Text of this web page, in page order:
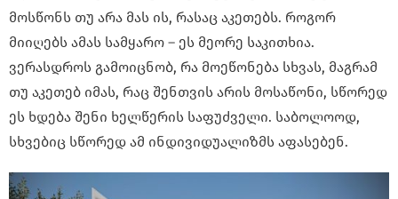
მოსწონს თუ არა მას ის, რასაც აკეთებს. როგორ
მიიღებს ამას სამყარო – ეს მეორე საკითხია.
ვერასდროს გამოიცნობ, რა მოეწონება სხვას, მაგრამ
თუ აკეთებ იმას, რაც შენთვის არის მოსაწონი, სწორედ
ეს ხდება შენი ხელწერის საფუძველი. საბოლოოდ,
სხვებიც სწორედ ამ ინდივიდუალიზმს აფასებენ.